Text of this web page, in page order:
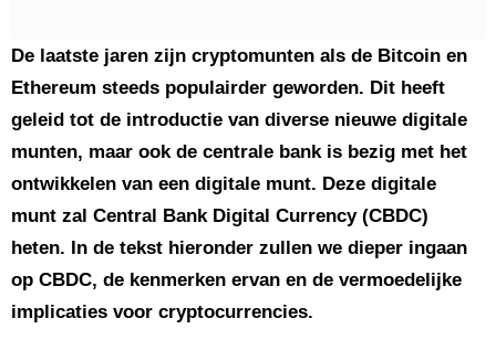
De laatste jaren zijn cryptomunten als de Bitcoin en
Ethereum steeds populairder geworden. Dit heeft
geleid tot de introductie van diverse nieuwe digitale
munten, maar ook de centrale bank is bezig met het
ontwikkelen van een digitale munt. Deze digitale
munt zal Central Bank Digital Currency (CBDC)
heten. In de tekst hieronder zullen we dieper ingaan
op CBDC, de kenmerken ervan en de vermoedelijke
implicaties voor cryptocurrencies.